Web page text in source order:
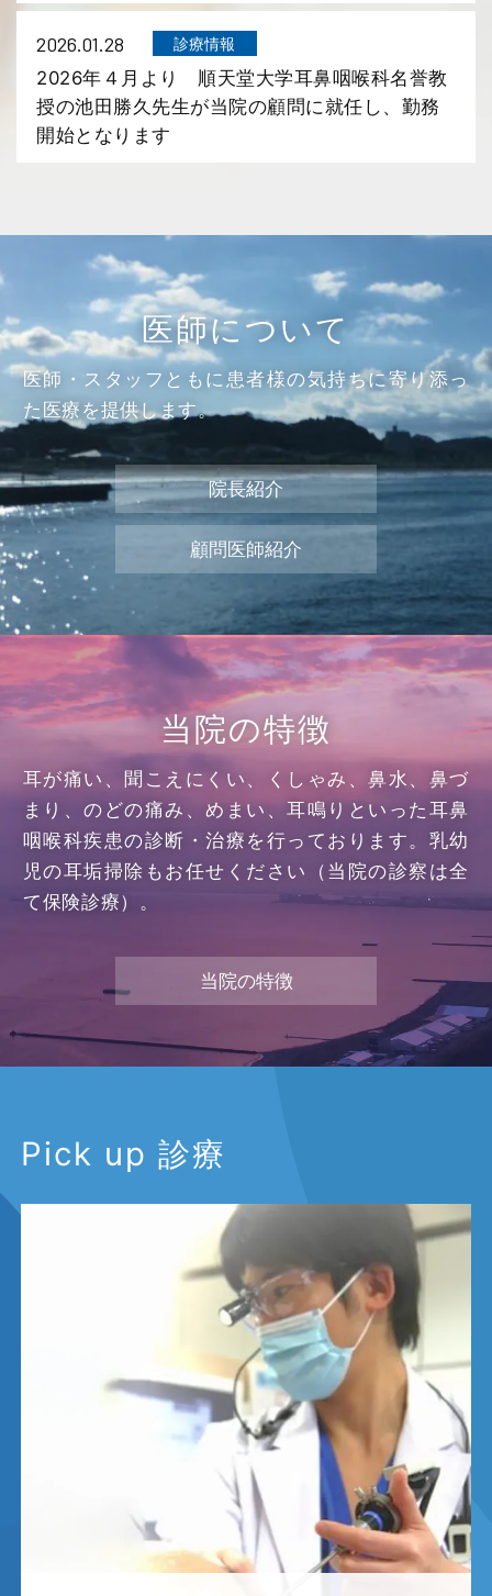
2026.01.28 診療情報
2026年４月より 順天堂大学耳鼻咽喉科名誉教
授の池田勝久先生が当院の顧問に就任し、勤務
開始となります
医師について
医師・スタッフともに患者様の気持ちに寄り添っ
た医療を提供します。
院長紹介
顧問医師紹介
当院の特徴
耳が痛い、聞こえにくい、くしゃみ、鼻水、鼻づ
まり、のどの痛み、めまい、耳鳴りといった耳鼻
咽喉科疾患の診断・治療を行っております。乳幼
児の耳垢掃除もお任せください（当院の診察は全
て保険診療）。
当院の特徴
Pick up 診療